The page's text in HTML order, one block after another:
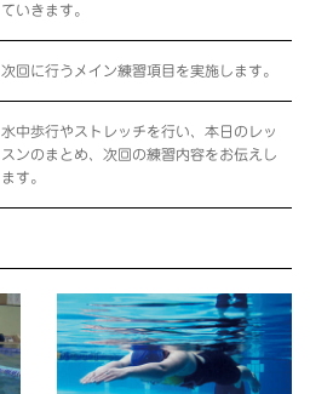
ていきます。
次回に行うメイン練習項目を実施します。
水中歩行やストレッチを行い、本日のレッ
スンのまとめ、次回の練習内容をお伝えし
ます。